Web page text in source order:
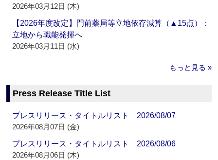
2026年03月12日 (木)
【2026年度改定】門前薬局等立地依存減算（▲15点）：
立地から職能発揮へ
2026年03月11日 (水)
もっと見る »
Press Release Title List
プレスリリース・タイトルリスト 2026/08/07
2026年08月07日 (金)
プレスリリース・タイトルリスト 2026/08/06
2026年08月06日 (木)